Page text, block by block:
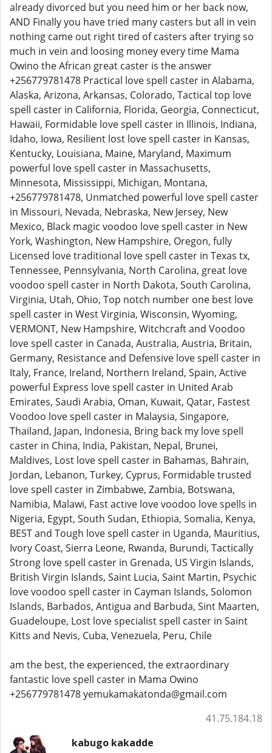
already divorced but you need him or her back now,
AND Finally you have tried many casters but all in vein
nothing came out right tired of casters after trying so
much in vein and loosing money every time Mama
Owino the African great caster is the answer
+256779781478 Practical love spell caster in Alabama,
Alaska, Arizona, Arkansas, Colorado, Tactical top love
spell caster in California, Florida, Georgia, Connecticut,
Hawaii, Formidable love spell caster in Illinois, Indiana,
Idaho, Iowa, Resilient lost love spell caster in Kansas,
Kentucky, Louisiana, Maine, Maryland, Maximum
powerful love spell caster in Massachusetts,
Minnesota, Mississippi, Michigan, Montana,
+256779781478, Unmatched powerful love spell caster
in Missouri, Nevada, Nebraska, New Jersey, New
Mexico, Black magic voodoo love spell caster in New
York, Washington, New Hampshire, Oregon, fully
Licensed love traditional love spell caster in Texas tx,
Tennessee, Pennsylvania, North Carolina, great love
voodoo spell caster in North Dakota, South Carolina,
Virginia, Utah, Ohio, Top notch number one best love
spell caster in West Virginia, Wisconsin, Wyoming,
VERMONT, New Hampshire, Witchcraft and Voodoo
love spell caster in Canada, Australia, Austria, Britain,
Germany, Resistance and Defensive love spell caster in
Italy, France, Ireland, Northern Ireland, Spain, Active
powerful Express love spell caster in United Arab
Emirates, Saudi Arabia, Oman, Kuwait, Qatar, Fastest
Voodoo love spell caster in Malaysia, Singapore,
Thailand, Japan, Indonesia, Bring back my love spell
caster in China, India, Pakistan, Nepal, Brunei,
Maldives, Lost love spell caster in Bahamas, Bahrain,
Jordan, Lebanon, Turkey, Cyprus, Formidable trusted
love spell caster in Zimbabwe, Zambia, Botswana,
Namibia, Malawi, Fast active love voodoo love spells in
Nigeria, Egypt, South Sudan, Ethiopia, Somalia, Kenya,
BEST and Tough love spell caster in Uganda, Mauritius,
Ivory Coast, Sierra Leone, Rwanda, Burundi, Tactically
Strong love spell caster in Grenada, US Virgin Islands,
British Virgin Islands, Saint Lucia, Saint Martin, Psychic
love voodoo spell caster in Cayman Islands, Solomon
Islands, Barbados, Antigua and Barbuda, Sint Maarten,
Guadeloupe, Lost love specialist spell caster in Saint
Kitts and Nevis, Cuba, Venezuela, Peru, Chile
am the best, the experienced, the extraordinary
fantastic love spell caster in Mama Owino
+256779781478 yemukamakatonda@gmail.com
41.75.184.18
kabugo kakadde